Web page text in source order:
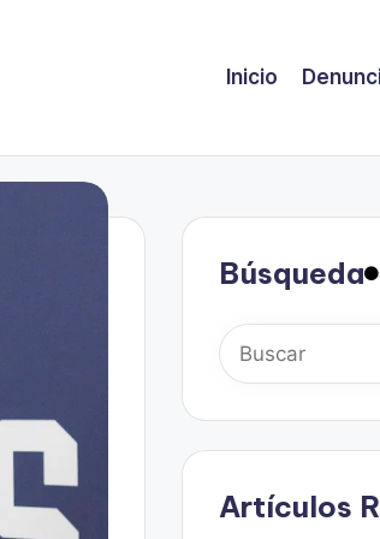
Inicio
Búsqueda
Artículos